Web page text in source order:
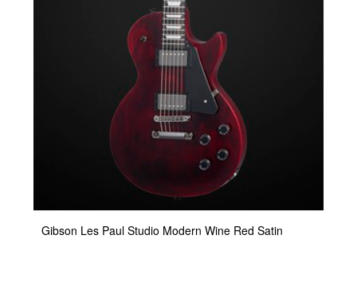
Gibson Les Paul Studio Modern Wine Red Satin